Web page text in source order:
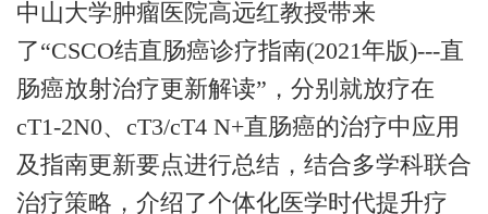
中山大学肿瘤医院高远红教授带来
了“CSCO结直肠癌诊疗指南(2021年版)---直
肠癌放射治疗更新解读”，分别就放疗在
cT1-2N0、cT3/cT4 N+直肠癌的治疗中应用
及指南更新要点进行总结，结合多学科联合
治疗策略，介绍了个体化医学时代提升疗